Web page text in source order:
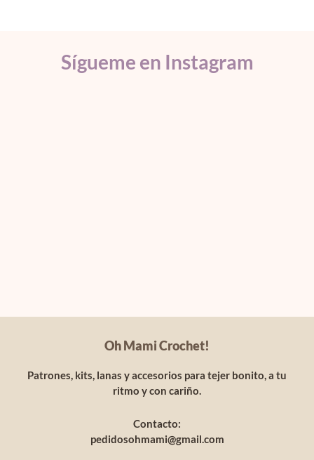
Sígueme en Instagram
Oh Mami Crochet!
Patrones, kits, lanas y accesorios para tejer bonito, a tu
ritmo y con cariño.
Contacto:
pedidosohmami@gmail.com